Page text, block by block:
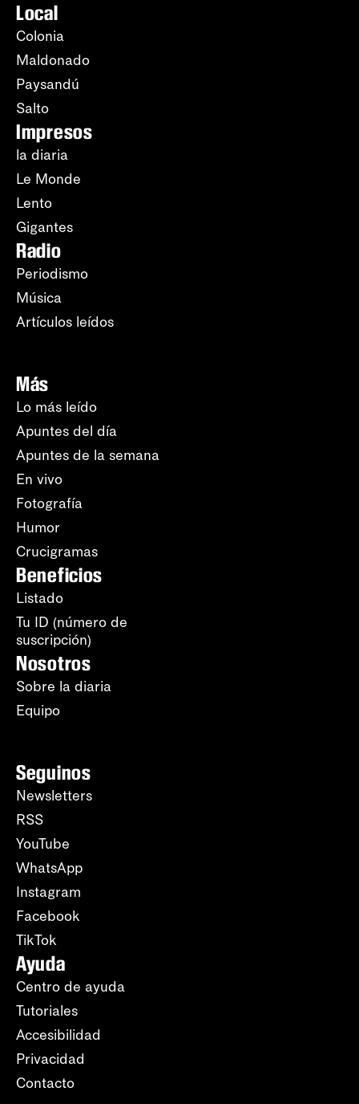
Local
Colonia
Maldonado
Paysandú
Salto
Impresos
la diaria
Le Monde
Lento
Gigantes
Radio
Periodismo
Música
Artículos leídos
Más
Lo más leído
Apuntes del día
Apuntes de la semana
En vivo
Fotografía
Humor
Crucigramas
Beneficios
Listado
Tu ID (número de
suscripción)
Nosotros
Sobre la diaria
Equipo
Seguinos
Newsletters
RSS
YouTube
WhatsApp
Instagram
Facebook
TikTok
Ayuda
Centro de ayuda
Tutoriales
Accesibilidad
Privacidad
Contacto